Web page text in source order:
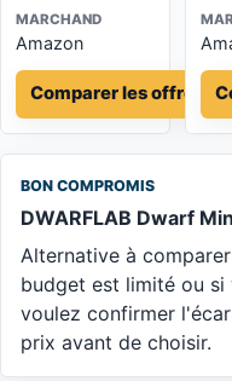
MARCHAND
Amazon
Comparer les offres
BON COMPROMIS
DWARFLAB Dwarf
Alternative à
budget est limité ou si
voulez confirmer
prix avant de choisir.